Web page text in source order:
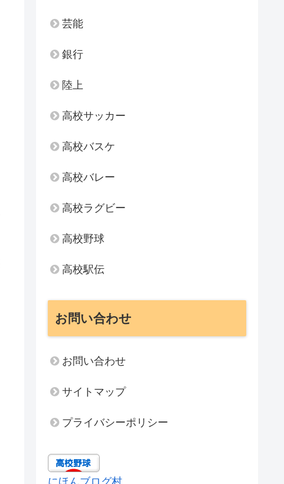
芸能
銀行
陸上
高校サッカー
高校バスケ
高校バレー
高校ラグビー
高校野球
高校駅伝
お問い合わせ
お問い合わせ
サイトマップ
プライバシーポリシー
にほんブログ村